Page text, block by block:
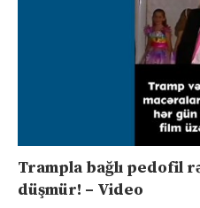
Trampla bağlı pedofil
düşmür! – Video